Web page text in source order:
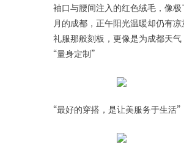
袖口与腰间注入的红色绒毛，像
月的成都，正午阳光温暖却仍有
礼服那般刻板，更像是为成都天气
“量身定制”
“最好的穿搭，是让美服务于生活